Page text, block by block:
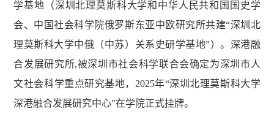
学基地（深圳北理莫斯科大学和中华人民共和国国史学
会、中国社会科学院俄罗斯东亚中欧研究所共建“深圳北
理莫斯科大学中俄（中苏）关系史研学基地”）。深港融
合发展研究所,被深圳市社会科学联合会确定为深圳市人
文社会科学重点研究基地，2025年“深圳北理莫斯科大学
深港融合发展研究中心”在学院正式挂牌。